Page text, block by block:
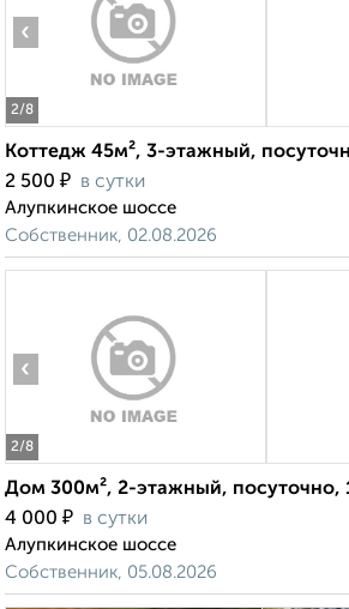
2/8
‹
Коттедж 45м², 3-этажный,
2 500 ₽ в сутки
Алупкинское шоссе
Собственник, 02.08.2026
2/8
‹
Дом 300м², 2-этажный, посуточно,
4 000 ₽ в сутки
Алупкинское шоссе
Собственник, 05.08.2026